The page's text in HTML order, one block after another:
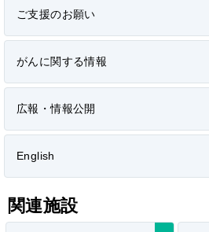
ご支援のお願い
がんに関する情報
広報・情報公開
English
関連施設